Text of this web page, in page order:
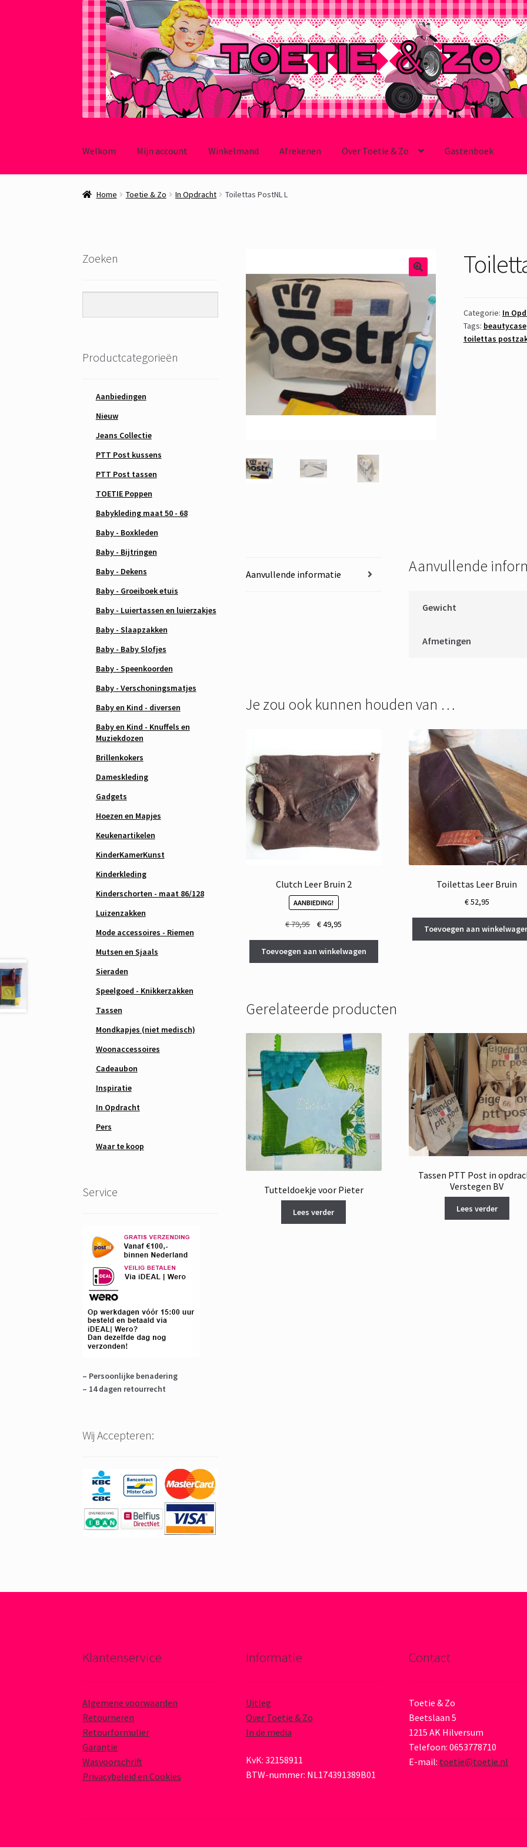
door
naar
Welkom Mijn account Winkelmand Afrekenen Over Toetie & Zo Gastenboek
Home Toetie & Zo In Opdracht Toilettas PostNL L
Categorie: In
Tags: beautycase
toilettas
Aanvullende informatie Aanvullende
Gewicht
Afmetingen
Je zou ook kunnen houden van …
Clutch Leer Bruin 2
AANBIEDING!
€79,95
Oorspronkelijke
was:
€ 79,95.
€49,95
is:
€ 49,95.
Toevoegen aan winkelwagen
Toilettas Leer Bruin
€52,95
Toevoegen aan
Gerelateerde producten
Tutteldoekje voor Pieter
Lees verder
Tassen PTT Post in
Verstegen BV
Lees verder
Zoeken
Productcategorieën
Aanbiedingen
Nieuw
Jeans Collectie
PTT Post kussens
PTT Post tassen
TOETIE Poppen
Babykleding maat 50 - 68
Baby - Boxkleden
Baby - Bijtringen
Baby - Dekens
Baby - Groeiboek etuis
Baby - Luiertassen en luierzakjes
Baby - Slaapzakken
Baby - Baby Slofjes
Baby - Speenkoorden
Baby - Verschoningsmatjes
Baby en Kind - diversen
Baby en Kind - Knuffels en
Muziekdozen
Brillenkokers
Dameskleding
Gadgets
Hoezen en Mapjes
Keukenartikelen
KinderKamerKunst
Kinderkleding
Kinderschorten - maat 86/128
Luizenzakken
Mode accessoires - Riemen
Mutsen en Sjaals
Sieraden
Speelgoed - Knikkerzakken
Tassen
Mondkapjes (niet medisch)
Woonaccessoires
Cadeaubon
Inspiratie
In Opdracht
Pers
Waar te koop
Service
– Persoonlijke benadering
– 14 dagen retourrecht
Wij Accepteren:
Klantenservice
Algemene voorwaarden
Retourneren
Retourformulier
Garantie
Wasvoorschrift
Privacybeleid en Cookies
Informatie
Uitleg
Over Toetie & Zo
In de media
KvK: 32158911
BTW-nummer: NL174391389B01
Contact
Toetie & Zo
Beetslaan 5
1215 AK Hilversum
Telefoon: 0653778710
E-mail: toetie@toetie.nl